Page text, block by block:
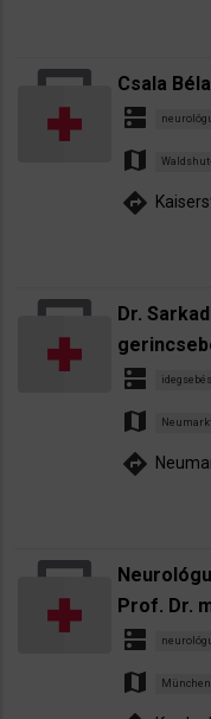
Csala
dns
map
directions
Dr.
dns
map
directions
Prof. Dr.
dns
map München